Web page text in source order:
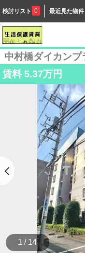
検討リスト 0 最近見た物件
中村橋ダイカンプ
賃料 5.37万円
1 / 14